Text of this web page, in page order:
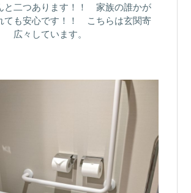
と二つあります！！ 家族の誰かが
ても安心です！！ こちらは玄関寄
広々しています。